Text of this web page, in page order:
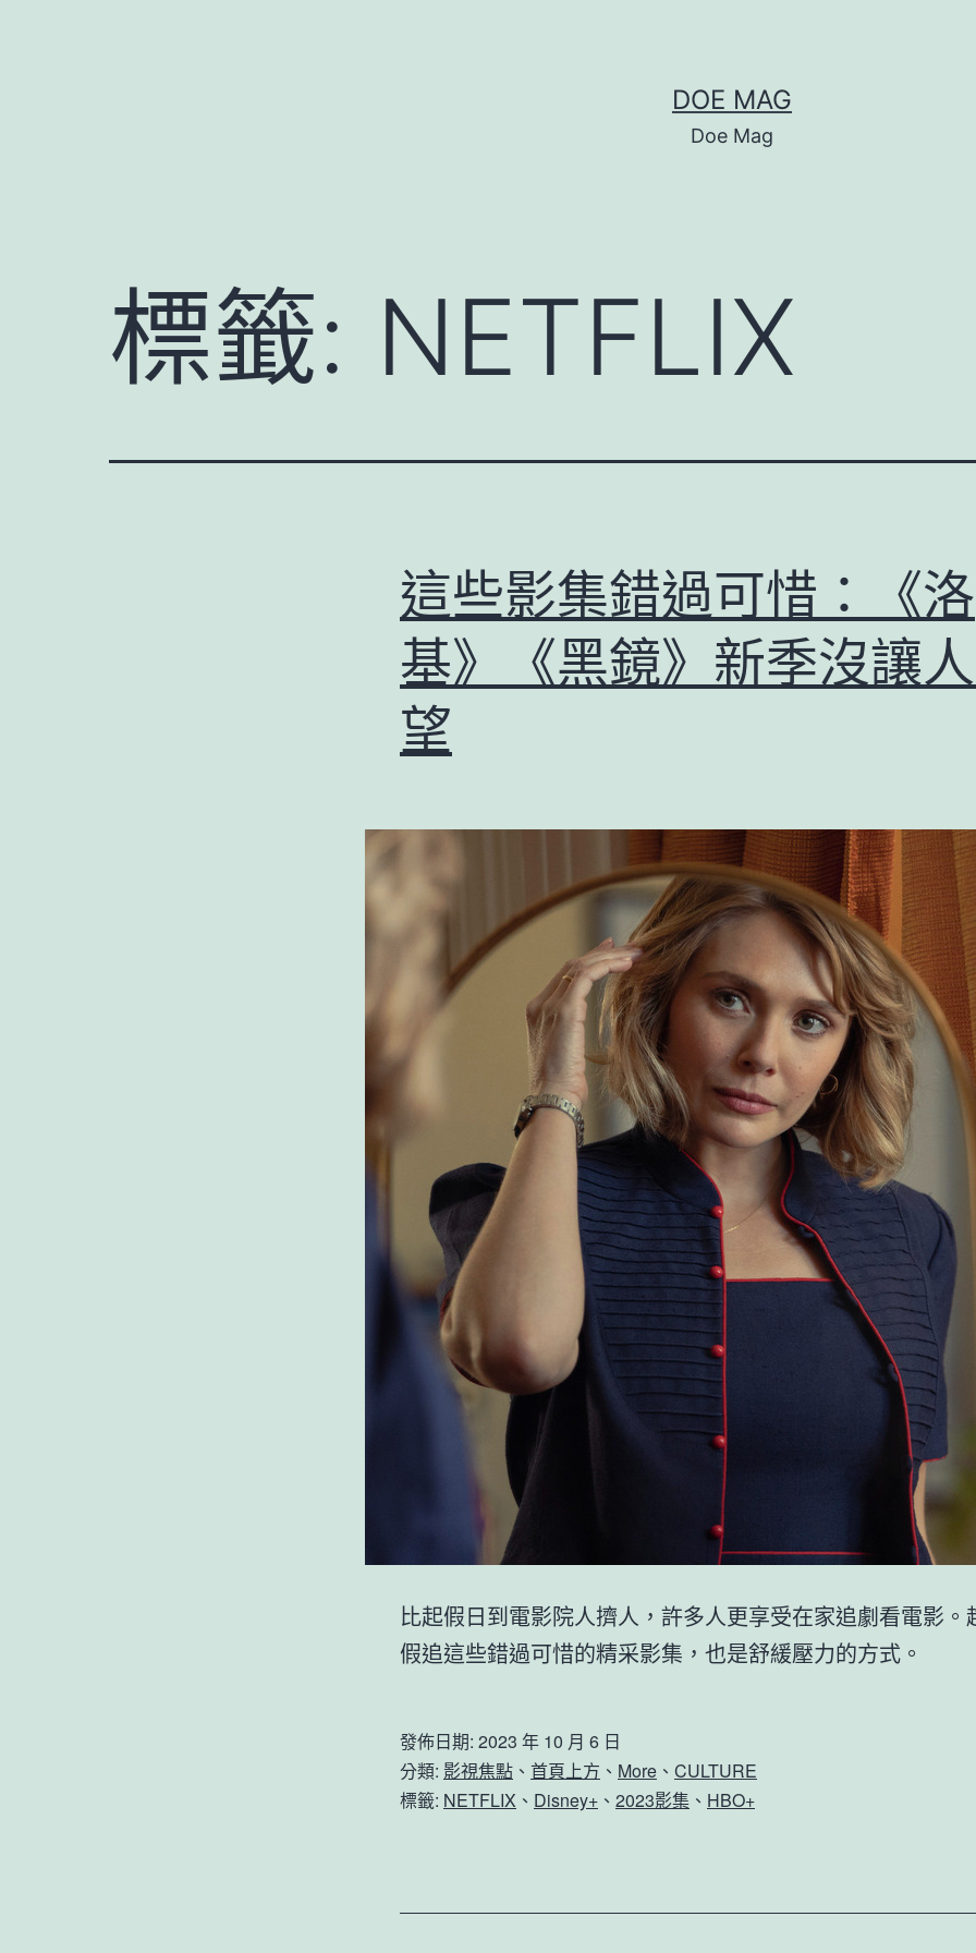
DOE MAG
Doe Mag
標籤: NETFLIX
這些影集錯過可惜：《洛
基》《黑鏡》新季沒讓
望
比起假日到電影院人擠人，許多人更享受在家追劇看電影。
假追這些錯過可惜的精采影集，也是舒緩壓力的方式。
發佈日期: 2023 年 10 月 6 日
分類: 影視焦點 、 首頁上方 、 More 、 CULTURE
標籤: NETFLIX 、 Disney+ 、 2023影集 、 HBO+